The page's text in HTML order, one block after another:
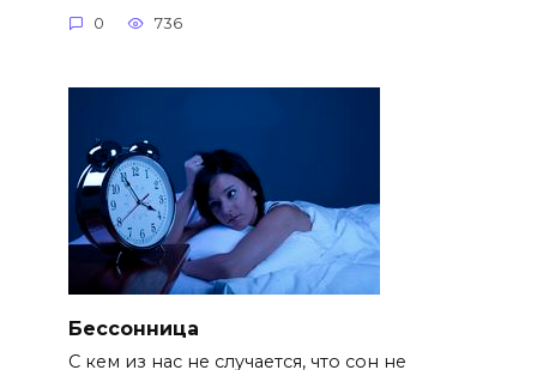
0 736
Бессонница
С кем из нас не случается, что сон не